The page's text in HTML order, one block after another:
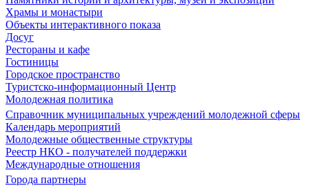
Храмы и монастыри
Объекты интерактивного показа
Досуг
Рестораны и кафе
Гостиницы
Городское пространство
Туристско-информационный Центр
Молодежная политика
Справочник муниципальных учреждений молодежной сферы
Календарь мероприятий
Молодежные общественные структуры
Реестр НКО - получателей поддержки
Международные отношения
Города партнеры